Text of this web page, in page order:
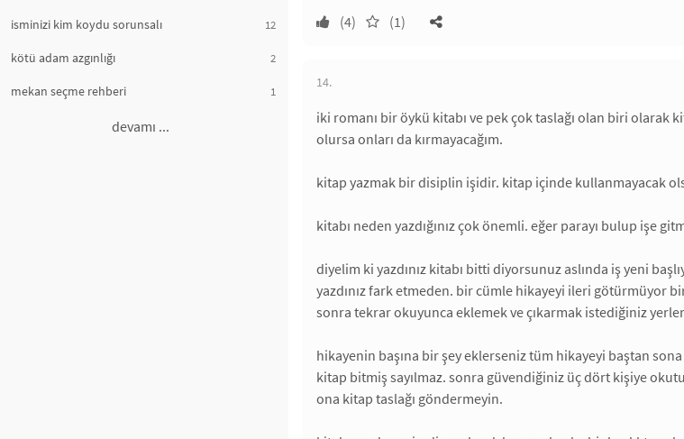
isminizi kim koydu sorunsalı 12
kötü adam azgınlığı 2
mekan seçme rehberi 1
devamı ...
(4)
(1)
14.
iki romanı bir öykü kitabı ve pek çok taslağı olan biri olarak
olursa onları da kırmayacağım.
kitap yazmak bir disiplin işidir. kitap içinde kullanmayacak
kitabı neden yazdığınız çok önemli. eğer parayı bulup işe
diyelim ki yazdınız kitabı bitti diyorsunuz aslında iş yeni
yazdınız fark etmeden. bir cümle hikayeyi ileri götürmüyor
sonra tekrar okuyunca eklemek ve çıkarmak istediğiniz
hikayenin başına bir şey eklerseniz tüm hikayeyi baştan
kitap bitmiş sayılmaz. sonra güvendiğiniz üç dört kişiye
ona kitap taslağı göndermeyin.